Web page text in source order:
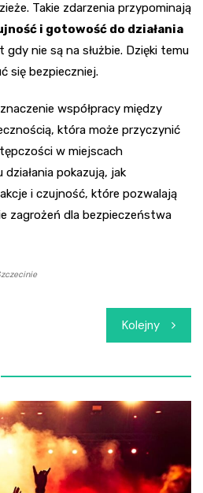
Takie zdarzenia przypominają
i gotowość do działania
gdy nie są na służbie. Dzięki temu
się bezpieczniej.
współpracy między
która może przyczynić
w miejscach
pokazują, jak
i czujność, które pozwalają
zagrożeń dla bezpieczeństwa
Kolejny